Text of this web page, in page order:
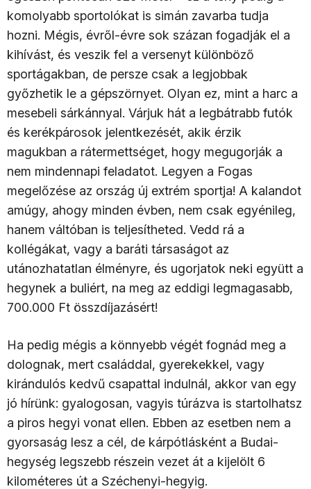
komolyabb sportolókat is simán zavarba tudja
hozni. Mégis, évről-évre sok százan fogadják el a
kihívást, és veszik fel a versenyt különböző
sportágakban, de persze csak a legjobbak
győzhetik le a gépszörnyet. Olyan ez, mint a harc a
mesebeli sárkánnyal. Várjuk hát a legbátrabb futók
és kerékpárosok jelentkezését, akik érzik
magukban a rátermettséget, hogy megugorják a
nem mindennapi feladatot. Legyen a Fogas
megelőzése az ország új extrém sportja! A kalandot
amúgy, ahogy minden évben, nem csak egyénileg,
hanem váltóban is teljesítheted. Vedd rá a
kollégákat, vagy a baráti társaságot az
utánozhatatlan élményre, és ugorjatok neki együtt a
hegynek a buliért, na meg az eddigi legmagasabb,
700.000 Ft összdíjazásért!
Ha pedig mégis a könnyebb végét fognád meg a
dolognak, mert családdal, gyerekekkel, vagy
kirándulós kedvű csapattal indulnál, akkor van egy
jó hírünk: gyalogosan, vagyis túrázva is startolhatsz
a piros hegyi vonat ellen. Ebben az esetben nem a
gyorsaság lesz a cél, de kárpótlásként a Budai-
hegység legszebb részein vezet át a kijelölt 6
kilométeres út a Széchenyi-hegyig.